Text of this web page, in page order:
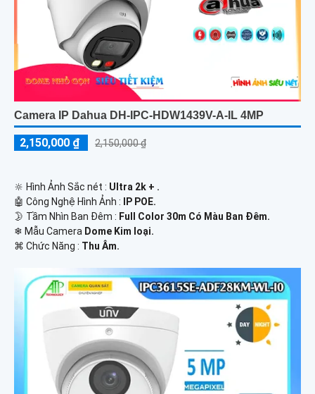
Camera IP Dahua DH-IPC-HDW1439V-A-IL 4MP
2,150,000 ₫ 2,150,000 ₫
🔆 Hình Ảnh Sắc nét : Ultra 2k + .
🤖️ Công Nghệ Hình Ảnh :
IP POE.
🌛 Tầm Nhìn Ban Đêm : Full Color 30m Có Màu Ban Ðêm.
❄ Mẫu Camera Dome Kim loại.
️⌘ Chức Năng : Thu Âm.